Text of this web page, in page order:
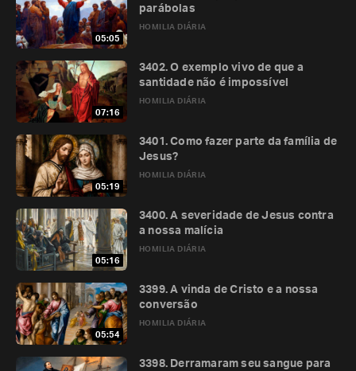
05:05
HOMILIA DIÁRIA
parábolas
07:16
HOMILIA DIÁRIA
3402. O exemplo vivo de que a
santidade não é impossível
05:19
HOMILIA DIÁRIA
3401. Como fazer parte da família de
Jesus?
05:16
HOMILIA DIÁRIA
3400. A severidade de Jesus contra
a nossa malícia
05:54
HOMILIA DIÁRIA
3399. A vinda de Cristo e a nossa
conversão
3398. Derramaram seu sangue para